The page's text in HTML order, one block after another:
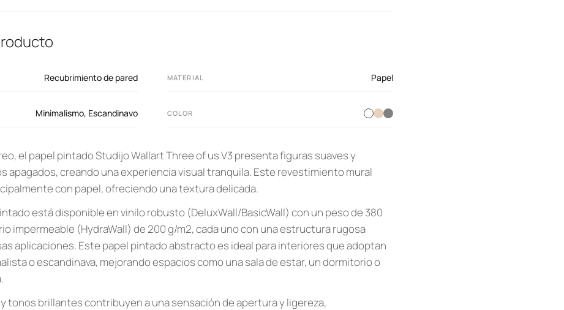
Recubrimiento de pared MATERIAL Papel
Minimalismo, Escandinavo COLOR
el papel pintado Studijo Wallart Three of us V3 presenta figuras suaves y
apagados, creando una experiencia visual tranquila. Este revestimiento mural
con papel, ofreciendo una textura delicada.
está disponible en vinilo robusto (DeluxWall/BasicWall) con un peso de 380
impermeable (HydraWall) de 200 g/m2, cada uno con una estructura rugosa
aplicaciones. Este papel pintado abstracto es ideal para interiores que adoptan
o escandinava, mejorando espacios como una sala de estar, un dormitorio o
tonos brillantes contribuyen a una sensación de apertura y ligereza,